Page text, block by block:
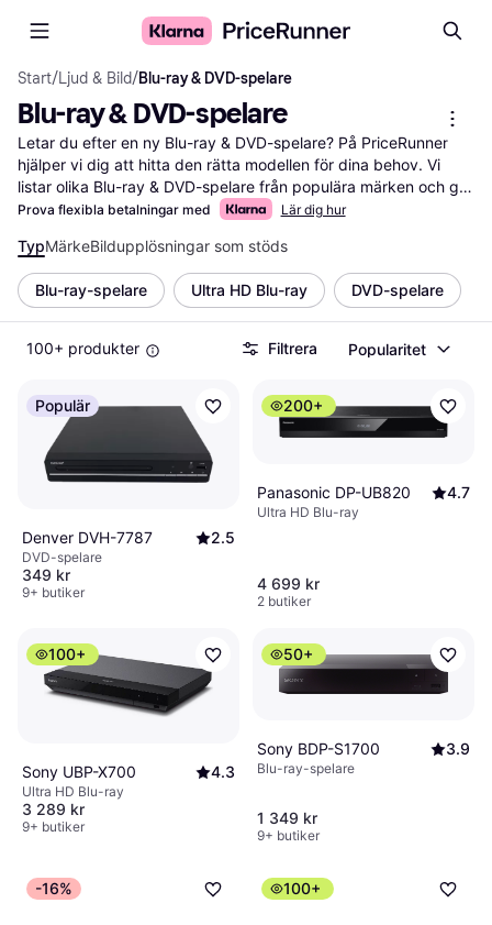
Start/Ljud & Bild/Blu-ray & DVD-spelare
Blu-ray & DVD-spelare
Letar du efter en ny Blu-ray & DVD-spelare? På PriceRunner
hjälper vi dig att hitta den rätta modellen för dina behov. Vi
listar olika Blu-ray & DVD-spelare från populära märken och ger
dig möjlighet att jämföra priser och funktioner. Våra
som upplösning, anslutningsmöjligheter och pris. Det gör det
lättare för dig att välja den spelare som passar bäst för ditt
hem och din budget. Du kan också läsa recensioner från andra
användare för att få en bättre förståelse för produkternas
kvalitet och prestanda. Vi guidar dig till de bästa erbjudandena
och ser till att du får mest valuta för pengarna. Börja här för att
filmupplevelse hemma!
Mer om blu-ray & dvd-spelare »
Prova flexibla betalningar med Lär dig hur
TypMärkeBildupplösningar som stöds
Blu-ray-spelare Ultra HD Blu-ray DVD-spelare
100+ produkter Filtrera Popularitet
Populär
Denver DVH-7787 2.5
DVD-spelare
349 kr
9+ butiker
200+
Panasonic DP-UB820 4.7
Ultra HD Blu-ray
4 699 kr
2 butiker
100+
Sony UBP-X700 4.3
Ultra HD Blu-ray
3 289 kr
9+ butiker
50+
Sony BDP-S1700 3.9
Blu-ray-spelare
1 349 kr
9+ butiker
-16% 100+